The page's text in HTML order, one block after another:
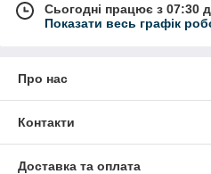
Сьогодні працює з 07:30
Показати весь графік
Про нас
Контакти
Доставка та оплата